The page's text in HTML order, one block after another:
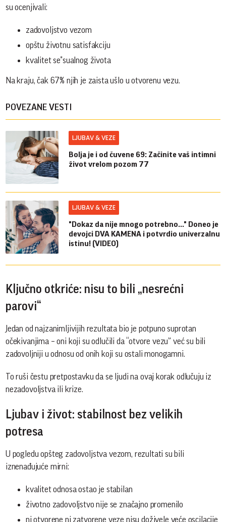
su ocenjivali:
zadovoljstvo vezom
opštu životnu satisfakciju
kvalitet se*sualnog života
Na kraju, čak 67% njih je zaista ušlo u otvorenu vezu.
POVEZANE VESTI
LJUBAV & VEZE
Bolja je i od čuvene 69: Začinite vaš intimni
život vrelom pozom 77
LJUBAV & VEZE
"Dokaz da nije mnogo potrebno..." Doneo je
devojci DVA KAMENA i potvrdio univerzalnu
istinu! (VIDEO)
Ključno otkriće: nisu to bili „nesrećni
parovi“
Jedan od najzanimljivijih rezultata bio je potpuno suprotan
očekivanjima – oni koji su odlučili da “otvore vezu” već su bili
zadovoljniji u odnosu od onih koji su ostali monogamni.
To ruši čestu pretpostavku da se ljudi na ovaj korak odlučuju iz
nezadovoljstva ili krize.
Ljubav i život: stabilnost bez velikih
potresa
U pogledu opšteg zadovoljstva vezom, rezultati su bili
iznenađujuće mirni:
kvalitet odnosa ostao je stabilan
životno zadovoljstvo nije se značajno promenilo
ni otvorene ni zatvorene veze nisu doživele veće oscilacije